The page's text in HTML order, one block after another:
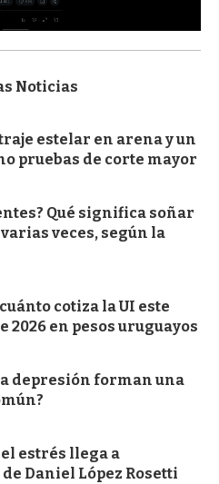
Noticias
estelar en arena y un
pruebas de corte mayor
Qué significa soñar
veces, según la
cotiza la UI este
2026 en pesos uruguayos
depresión forman una
estrés llega a
Daniel López Rosetti